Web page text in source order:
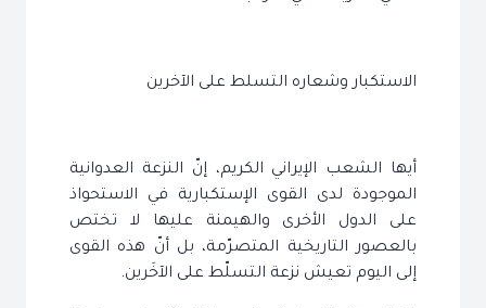
الاستكبار وشعاره التسلط على الآخرين
أيها الشعب الإيراني الكريم، إنّ النزعة العدوانية
الموجودة لدى القوى الإستكبارية في الاستحواذ
على الدول الأخرى والهيمنة عليها لا تختص
بالعصور التاريخية المتصرّمة، بل أنّ هذه القوى
إلى اليوم تعيش نزعة التسلّط على الآخَرين.